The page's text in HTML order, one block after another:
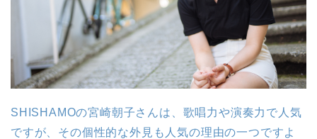
SHISHAMOの宮崎朝子さんは、歌唱力や演奏力で人気
ですが、その個性的な外見も人気の理由の一つですよ